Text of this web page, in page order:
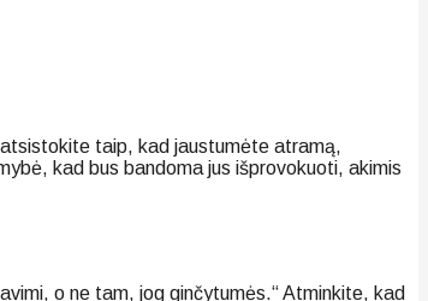
taip, kad jaustumėte atramą,
kad bus bandoma jus išprovokuoti, akimis
o ne tam, jog ginčytumės.“ Atminkite, kad